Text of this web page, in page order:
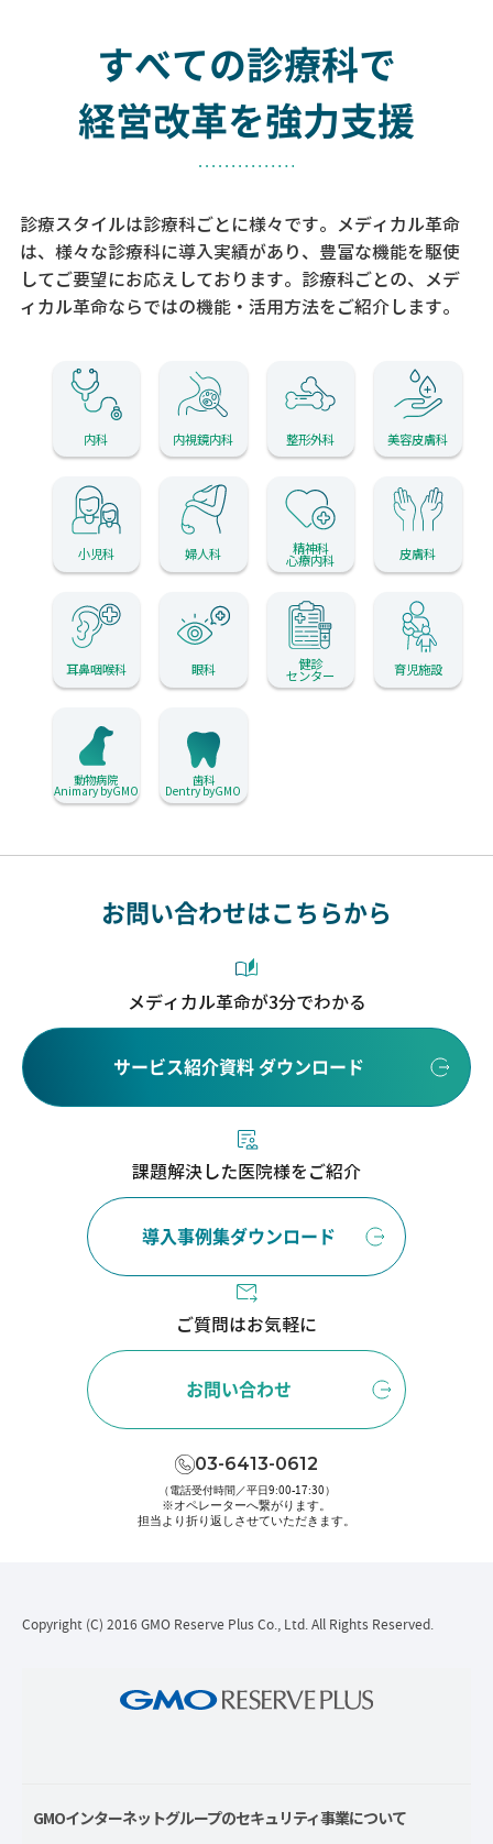
すべての診療科で
経営改革を強力支援
診療スタイルは診療科ごとに様々です。メディカル革命
は、様々な診療科に導入実績があり、 豊富な機能を駆使
してご要望にお応えしております。 診療科ごとの、メデ
ィカル革命ならではの機能・活用方法をご紹介します。
内科 内視鏡内科 整形外科 美容皮膚科
小児科 婦人科 精神科
心療内科 皮膚科
耳鼻咽喉科 眼科 健診
センター 育児施設
動物病院
Animary byGMO
歯科
Dentry byGMO
お問い合わせはこちらから
メディカル革命が3分でわかる
サービス紹介資料 ダウンロード
課題解決した医院様をご紹介
導入事例集ダウンロード
ご質問はお気軽に
お問い合わせ
03-6413-0612
（電話受付時間／平日9:00-17:30）
※オペレーターへ繋がります。
担当より折り返しさせていただきます。
Copyright (C) 2016 GMO Reserve Plus Co., Ltd. All Rights Reserved.
GMOインターネットグループのセキュリティ事業について